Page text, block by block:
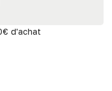
d'achat